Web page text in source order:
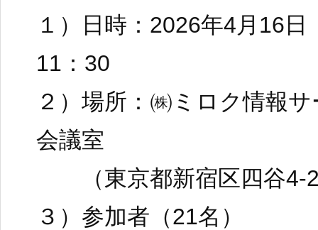
１）日時：2026年4月16日
11：30
２）場所：㈱ミロク情報
会議室
（東京都新宿区四谷4-
３）参加者（21名）